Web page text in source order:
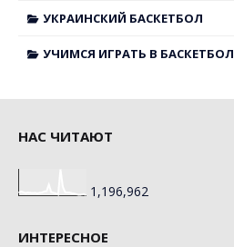
УКРАИНСКИЙ БАСКЕТБОЛ
УЧИМСЯ ИГРАТЬ В БАСКЕТБОЛ
НАС ЧИТАЮТ
1,196,962
ИНТЕРЕСНОЕ